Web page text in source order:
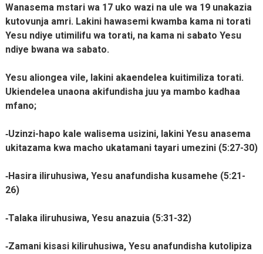
Wanasema mstari wa 17 uko wazi na ule wa 19 unakazia
kutovunja amri. Lakini hawasemi kwamba kama ni torati
Yesu ndiye utimilifu wa torati, na kama ni sabato Yesu
ndiye bwana wa sabato.
Yesu aliongea vile, lakini akaendelea kuitimiliza torati.
Ukiendelea unaona akifundisha juu ya mambo kadhaa
mfano;
‐Uzinzi-hapo kale walisema usizini, lakini Yesu anasema
ukitazama kwa macho ukatamani tayari umezini (5:27-30)
‐Hasira iliruhusiwa, Yesu anafundisha kusamehe (5:21-
26)
‐Talaka iliruhusiwa, Yesu anazuia (5:31-32)
‐Zamani kisasi kiliruhusiwa, Yesu anafundisha kutolipiza